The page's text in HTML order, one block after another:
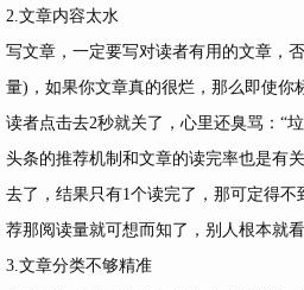
2.文章内容太水
写文章，一定要写对读者有用的文章，
量)，如果你文章真的很烂，那么即使你
读者点击去2秒就关了，心里还臭骂：“
头条的推荐机制和文章的读完率也是有
去了，结果只有1个读完了，那可定得
荐那阅读量就可想而知了，别人根本就
3.文章分类不够精准